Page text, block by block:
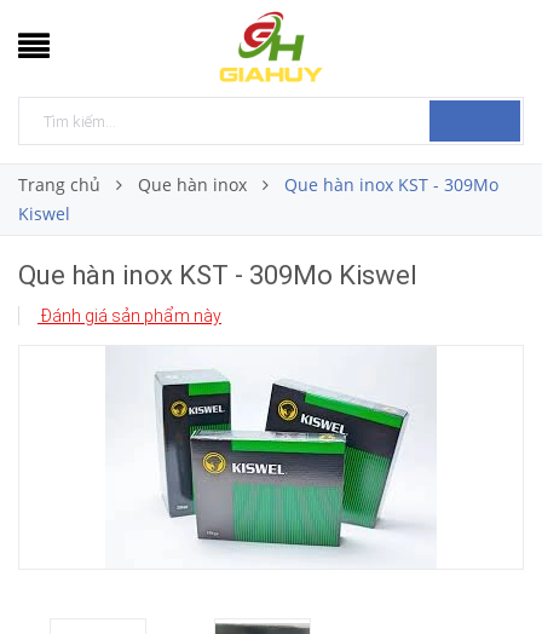
Trang chủ Que hàn inox
Que hàn inox KST - 309Mo
Kiswel
Que hàn inox KST - 309Mo Kiswel
Đánh giá sản phẩm này